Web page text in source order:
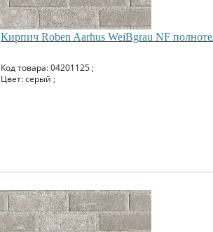
Кирпич Roben Aarhus WeiBgrau NF
Код товара: 04201125 ;
Цвет: серый ;